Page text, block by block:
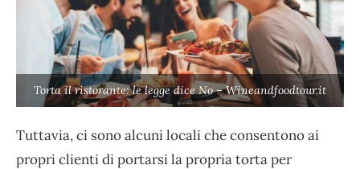
Torta il ristorante: le legge dice No – Wineandfoodtour.it
Tuttavia, ci sono alcuni locali che consentono ai
propri clienti di portarsi la propria torta per